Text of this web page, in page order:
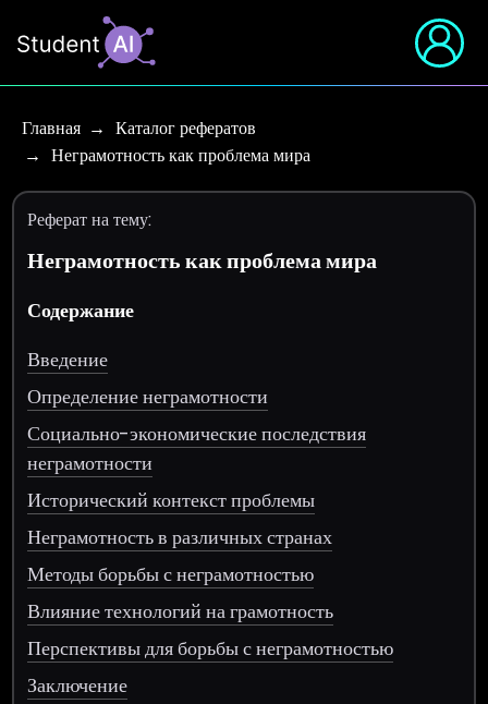
Главная
Каталог рефератов
Неграмотность как проблема мира
Реферат на тему:
Неграмотность как проблема мира
Содержание
Введение
Определение неграмотности
Социально-экономические последствия
неграмотности
Исторический контекст проблемы
Неграмотность в различных странах
Методы борьбы с неграмотностью
Влияние технологий на грамотность
Перспективы для борьбы с неграмотностью
Заключение